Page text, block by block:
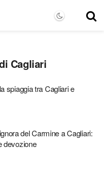
Cagliari
spiaggia tra Cagliari e
del Carmine a Cagliari:
devozione